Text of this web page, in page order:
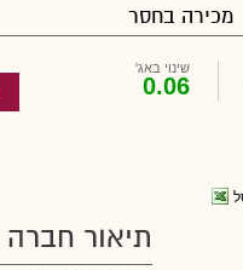
מכירה בחסר
שינוי באג'
0.06
תיאור חברה